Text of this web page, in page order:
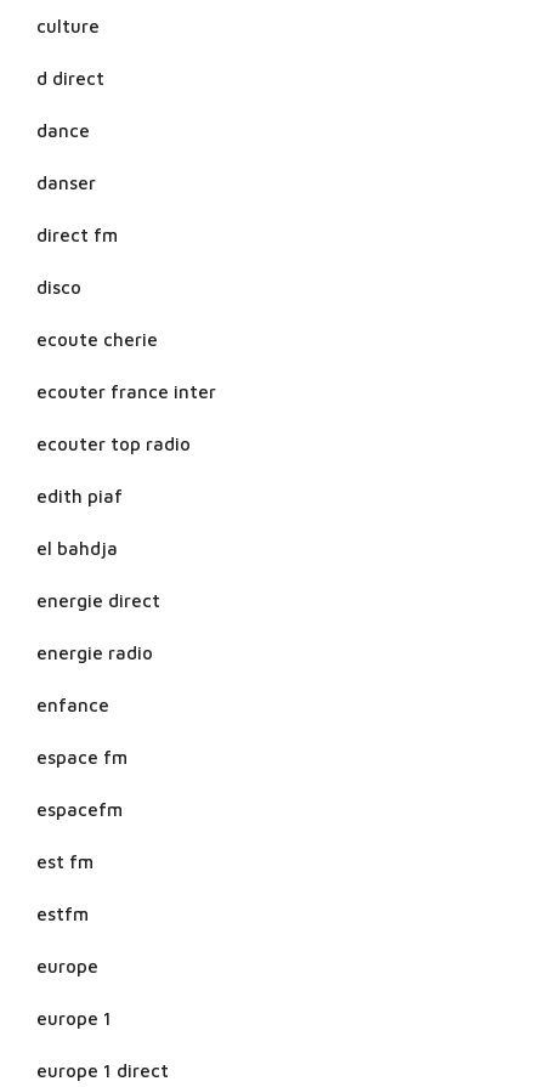
culture
d direct
dance
danser
direct fm
disco
ecoute cherie
ecouter france inter
ecouter top radio
edith piaf
el bahdja
energie direct
energie radio
enfance
espace fm
espacefm
est fm
estfm
europe
europe 1
europe 1 direct